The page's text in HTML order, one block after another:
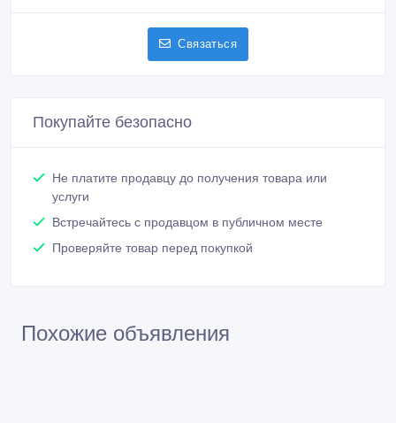
Связаться
Покупайте безопасно
Не платите продавцу до получения товара или
услуги
Встречайтесь с продавцом в публичном месте
Проверяйте товар перед покупкой
Похожие объявления